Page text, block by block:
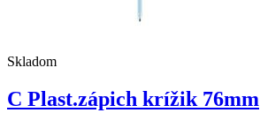
Skladom
C Plast.zápich krížik 76mm